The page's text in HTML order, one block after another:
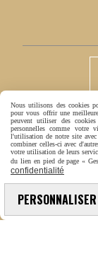
Nous utilisons des cookies
pour vous offrir une
peuvent utiliser des
personnelles comme votre
l'utilisation de notre site avec
combiner celles-ci avec
votre utilisation de leurs
du lien en pied de page «
confidentialité
PERSONNALISER